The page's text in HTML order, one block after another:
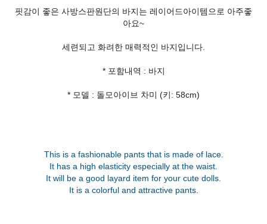
핏감이 좋은 사방스판원단의 바지는 레이어드아이템으로 아주좋
아요~
세련되고 화려한 매력적인 바지입니다.
* 포함내역 : 바지
* 모델 : 돌모아이브 차미 (키: 58cm)
This is a fashionable pants that is made of lace.
It has a high elasticity especially at the waist.
It will be a good layard item for your cute dolls.
It is a colorful and attractive pants.